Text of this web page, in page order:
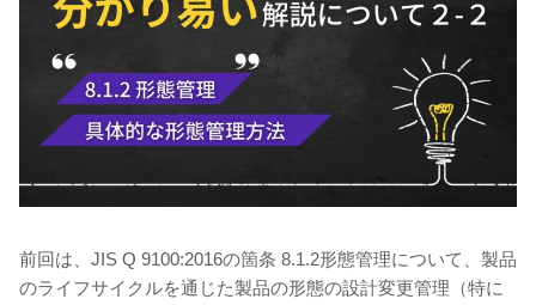
前回は、JIS Q 9100:2016の箇条 8.1.2形態管理について、製品
のライフサイクルを通じた製品の形態の設計変更管理（特に